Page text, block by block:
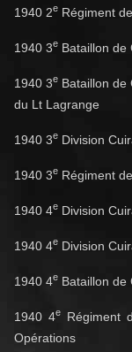
1940 2e Régiment
1940 3e Bataillon de
1940 3e Bataillon de
du Lt Lagrange
1940 3e Division
1940 3e Régiment
1940 4e Division
1940 4e Division
1940 4e Bataillon de
1940 4e
Régiment
Opérations